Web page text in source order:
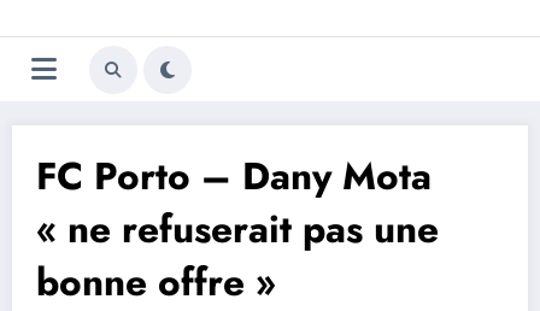
au
contenu
Trivela
L'actualité du football
FC Porto – Dany Mota
« ne refuserait pas une
bonne offre »